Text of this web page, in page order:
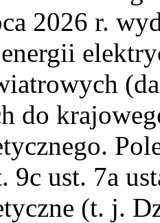
2026 r.
do
9c ust. 7a
(t. j.